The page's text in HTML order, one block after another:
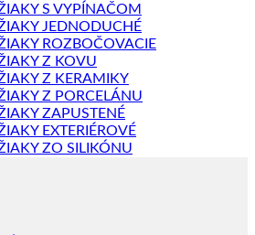
S VYPÍNAČOM
JEDNODUCHÉ
ROZBOČOVACIE
Z KOVU
Z KERAMIKY
Z PORCELÁNU
ZAPUSTENÉ
EXTERIÉROVÉ
ZO SILIKÓNU